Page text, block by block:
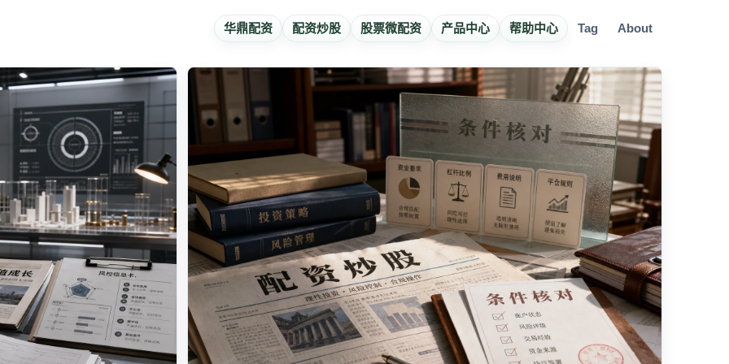
华鼎配资 配资炒股 股票微配资 产品中心 帮助中心 Tag About